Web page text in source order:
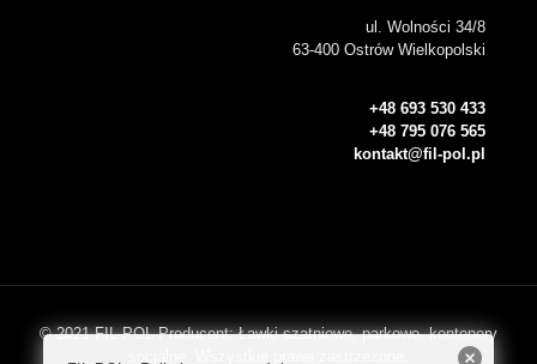
ul. Wolności 34/8
63-400 Ostrów Wielkopolski
+48 693 530 433
+48 795 076 565
kontakt@fil-pol.pl
© 2021 FIL-POL Producent: Ławki szatniowe, parkowe, kontenery